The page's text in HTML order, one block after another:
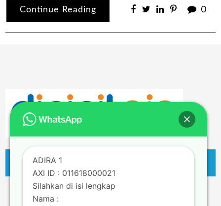
Continue Reading 0
ADIRA 1
AXI ID : 011618000021
Silahkan di isi lengkap
Nama :